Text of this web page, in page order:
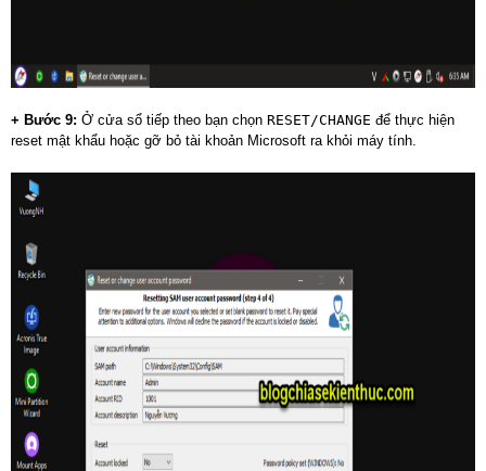
+ Bước 9: Ở cửa sổ tiếp theo bạn chọn RESET/CHANGE để thực hiện
reset mật khẩu hoặc gỡ bỏ tài khoản Microsoft ra khỏi máy tính.